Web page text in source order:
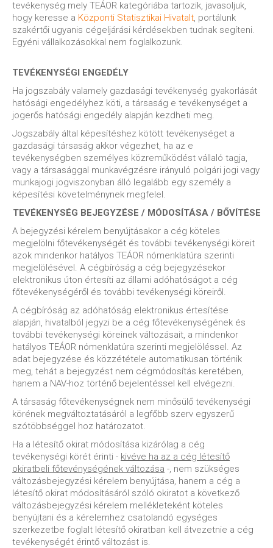
tevékenység mely TEÁOR kategóriába tartozik, javasoljuk,
hogy keresse a Központi Statisztikai Hivatalt , portálunk
szakértői ugyanis cégeljárási kérdésekben tudnak segíteni.
Egyéni vállalkozásokkal nem foglalkozunk.
TEVÉKENYSÉGI ENGEDÉLY
Ha jogszabály valamely gazdasági tevékenység gyakorlását
hatósági engedélyhez köti, a társaság e tevékenységet a
jogerős hatósági engedély alapján kezdheti meg.
Jogszabály által képesítéshez kötött tevékenységet a
gazdasági társaság akkor végezhet, ha az e
tevékenységben személyes közreműködést vállaló tagja,
vagy a társasággal munkavégzésre irányuló polgári jogi vagy
munkajogi jogviszonyban álló legalább egy személy a
képesítési követelménynek megfelel.
TEVÉKENYSÉG BEJEGYZÉSE / MÓDOSÍTÁSA / BŐVÍTÉSE
A bejegyzési kérelem benyújtásakor a cég köteles
megjelölni főtevékenységét és további tevékenységi köreit
azok mindenkor hatályos TEÁOR nómenklatúra szerinti
megjelölésével. A cégbíróság a cég bejegyzésekor
elektronikus úton értesíti az állami adóhatóságot a cég
főtevékenységéről és további tevékenységi köreiről.
A cégbíróság az adóhatóság elektronikus értesítése
alapján, hivatalból jegyzi be a cég főtevékenységének és
további tevékenységi köreinek változásait, a mindenkor
hatályos TEÁOR nómenklatúra szerinti megjelöléssel. Az
adat bejegyzése és közzététele automatikusan történik
meg, tehát a bejegyzést nem cégmódosítás keretében,
hanem a NAV-hoz történő bejelentéssel kell elvégezni.
A társaság főtevékenységnek nem minősülő tevékenységi
körének megváltoztatásáról a legfőbb szerv egyszerű
szótöbbséggel hoz határozatot.
Ha a létesítő okirat módosítása kizárólag a cég
tevékenységi körét érinti - kivéve ha az a cég létesítő
okiratbeli főtevénységének változása -, nem szükséges
változásbejegyzési kérelem benyújtása, hanem a cég a
létesítő okirat módosításáról szóló okiratot a következő
változásbejegyzési kérelem mellékleteként köteles
benyújtani és a kérelemhez csatolandó egységes
szerkezetbe foglalt létesítő okiratban kell átvezetnie a cég
tevékenységét érintő változást is.